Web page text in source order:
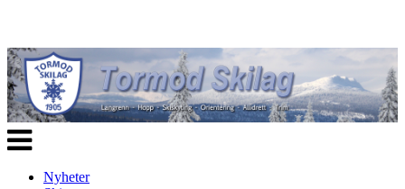
Veksle
navigasjon
Nyheter